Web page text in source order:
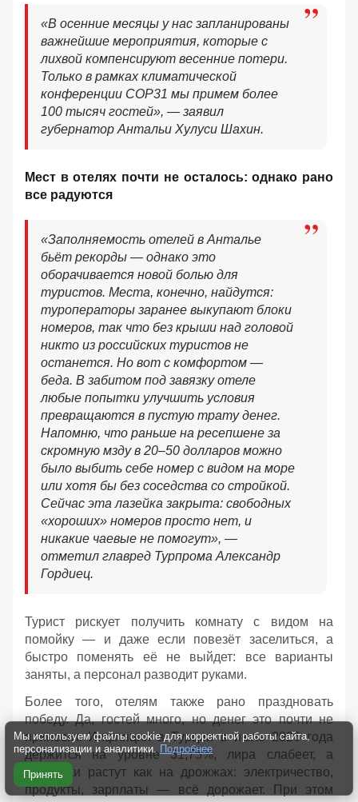
«В осенние месяцы у нас запланированы
важнейшие мероприятия, которые с
лихвой компенсируют весенние потери.
Только в рамках климатической
конференции COP31 мы примем более
100 тысяч гостей», — заявил
губернатор Антальи Хулуси Шахин.
Мест в отелях почти не осталось: однако рано
все радуются
«Заполняемость отелей в Анталье
бьёт рекорды — однако это
оборачивается новой болью для
туристов. Места, конечно, найдутся:
туроператоры заранее выкупают блоки
номеров, так что без крыши над головой
никто из российских туристов не
останется. Но вот с комфортом —
беда. В забитом под завязку отеле
любые попытки улучшить условия
превращаются в пустую трату денег.
Напомню, что раньше на ресепшене за
скромную мзду в 20–50 долларов можно
было выбить себе номер с видом на море
или хотя бы без соседства со стройкой.
Сейчас эта лазейка закрыта: свободных
«хороших» номеров просто нет, и
никакие чаевые не помогут», —
отметил главред Турпрома Александр
Гордиец.
Турист рискует получить комнату с видом на
помойку — и даже если повезёт заселиться, а
быстро поменять её не выйдет: все варианты
заняты, а персонал разводит руками.
Более того, отелям также рано праздновать
победу. Да, гостей много, но денег это почти не
приносит. Инфляция в Турции в июле 2026 года
держится на уровне 31,75%, лира слабеет, а
издержки растут как на дрожжах: электричество,
продукты, зарплаты — всё дорожает. При этом
Мы используем файлы cookie для корректной работы сайта,
персонализации и аналитики. Подробнее
Принять